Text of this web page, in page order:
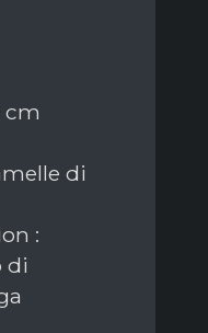
cm
di
:
di